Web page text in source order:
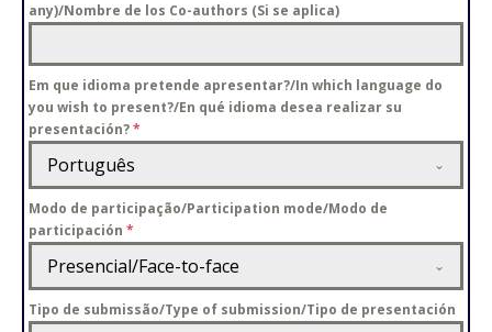
any)/Nombre de los Co-authors (Si se aplica)
Em que idioma pretende apresentar?/In which language do
you wish to present?/En qué idioma desea realizar su
presentación?*
Português
Modo de participação/Participation mode/Modo de
participación *
Presencial/Face-to-face
Tipo de submissão/Type of submission/Tipo de presentación